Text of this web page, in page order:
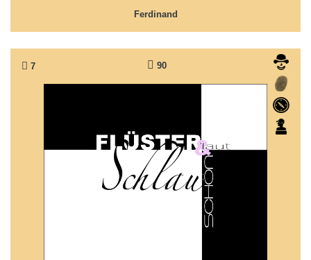
Ferdinand
7 90
Flüsterlaut und Schlauschön
... hier ist einfach ALLES Theater